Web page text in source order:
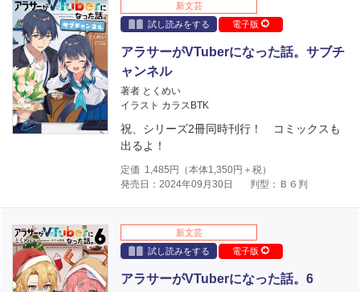
新文芸
試し読みをする
電子版
アラサーがVTuberになった話。サブチ
ャンネル
著者 とくめい
イラスト カラスBTK
祝、シリーズ2冊同時刊行！ コミックスも
出るよ！
定価 1,485 円（本体1,350円＋税）
発売日：2024年09月30日
判型：Ｂ６判
新文芸
試し読みをする
電子版
アラサーがVTuberになった話。6